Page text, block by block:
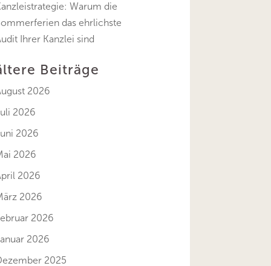
Warum die
das ehrlichste
Ihrer Kanzlei sind
Beiträge
2026
2026
2026
2026
2026
2026
2026
2026
2025